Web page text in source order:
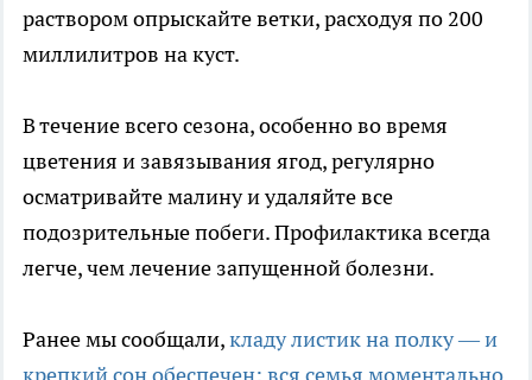
раствором опрыскайте ветки, расходуя по 200
миллилитров на куст.
В течение всего сезона, особенно во время
цветения и завязывания ягод, регулярно
осматривайте малину и удаляйте все
подозрительные побеги. Профилактика всегда
легче, чем лечение запущенной болезни.
Ранее мы сообщали,кладу листик на полку — и
крепкий сон обеспечен: вся семья моментально